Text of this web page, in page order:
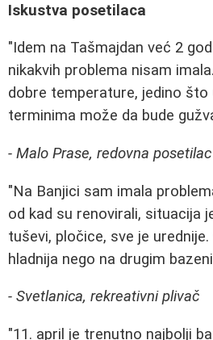
Iskustva posetilaca
"Idem na Tašmajdan već 2
nikakvih problema nisam
dobre temperature, jedino što
terminima može da bude
- Malo Prase, redovna posetilac
"Na Banjici sam imala
od kad su renovirali, situacija
tuševi, pločice, sve je
hladnija nego na drugim
- Svetlanica, rekreativni plivač
"11. april je trenutno najbolji